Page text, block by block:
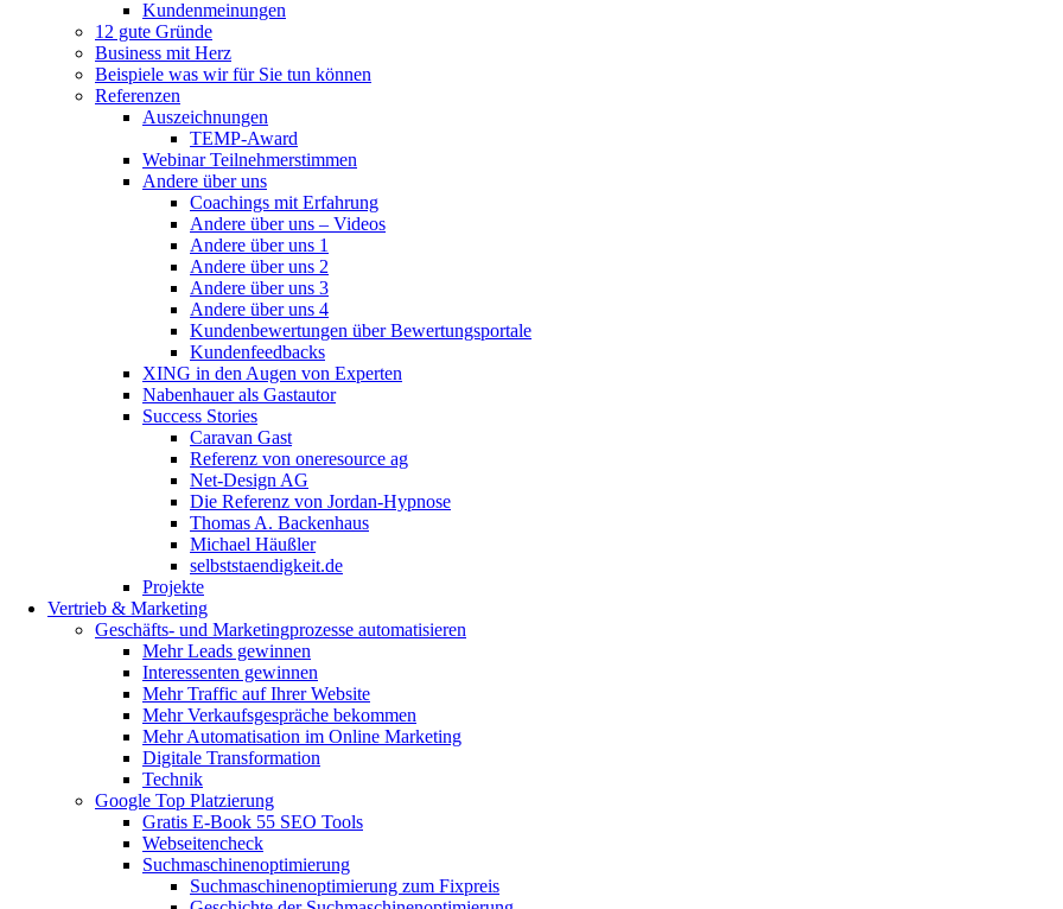
Kundenmeinungen
12 gute Gründe
Business mit Herz
Beispiele was wir für Sie tun können
Referenzen
Auszeichnungen
TEMP-Award
Webinar Teilnehmerstimmen
Andere über uns
Coachings mit Erfahrung
Andere über uns – Videos
Andere über uns 1
Andere über uns 2
Andere über uns 3
Andere über uns 4
Kundenbewertungen über Bewertungsportale
Kundenfeedbacks
XING in den Augen von Experten
Nabenhauer als Gastautor
Success Stories
Caravan Gast
Referenz von oneresource ag
Net-Design AG
Die Referenz von Jordan-Hypnose
Thomas A. Backenhaus
Michael Häußler
selbststaendigkeit.de
Projekte
Vertrieb & Marketing
Geschäfts- und Marketingprozesse automatisieren
Mehr Leads gewinnen
Interessenten gewinnen
Mehr Traffic auf Ihrer Website
Mehr Verkaufsgespräche bekommen
Mehr Automatisation im Online Marketing
Digitale Transformation
Technik
Google Top Platzierung
Gratis E-Book 55 SEO Tools
Webseitencheck
Suchmaschinenoptimierung
Suchmaschinenoptimierung zum Fixpreis